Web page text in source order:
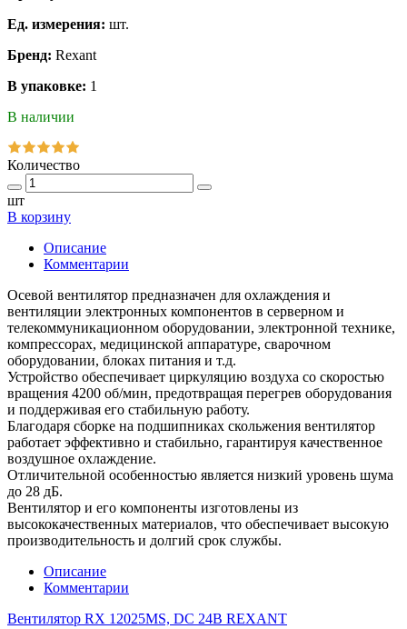
Ед. измерения: шт.
Бренд: Rexant
В упаковке: 1
В наличии
Количество
шт
В корзину
Описание
Комментарии
Осевой вентилятор предназначен для охлаждения и
вентиляции электронных компонентов в серверном и
телекоммуникационном оборудовании, электронной технике,
компрессорах, медицинской аппаратуре, сварочном
оборудовании, блоках питания и т.д.
Устройство обеспечивает циркуляцию воздуха со скоростью
вращения 4200 об/мин, предотвращая перегрев оборудования
и поддерживая его стабильную работу.
Благодаря сборке на подшипниках скольжения вентилятор
работает эффективно и стабильно, гарантируя качественное
воздушное охлаждение.
Отличительной особенностью является низкий уровень шума
до 28 дБ.
Вентилятор и его компоненты изготовлены из
высококачественных материалов, что обеспечивает высокую
производительность и долгий срок службы.
Описание
Комментарии
Вентилятор RX 12025MS, DC 24В REXANT